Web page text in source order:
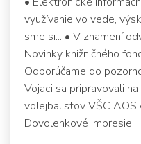
využívanie vo vede,
sme si... • V znamení
Novinky knižničného
Odporúčame do
Vojaci sa pripravovali
volejbalistov VŠC AOS
Dovolenkové impresie